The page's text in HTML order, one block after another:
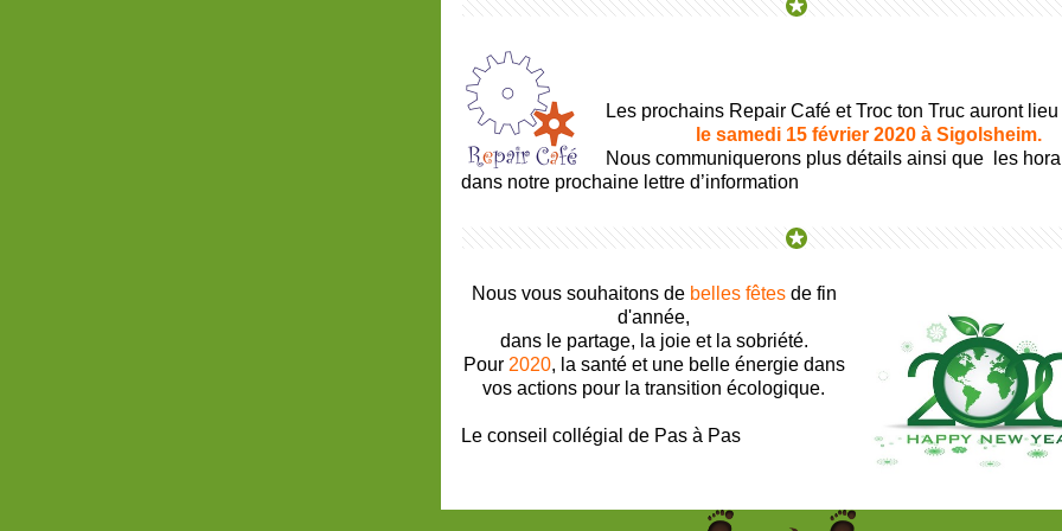
Les prochains Repair Café et Troc ton Truc auront lieu
le samedi 15 février 2020 à Sigolsheim.
Nous communiquerons plus détails ainsi que les
dans notre prochaine lettre d’information
Nous vous souhaitons de belles fêtesde fin
d'année,
dans le partage, la joie et la sobriété.
Pour2020, la santé et une belle énergie dans
vos actions pour la transition écologique.
Le conseil collégial de Pas à Pas